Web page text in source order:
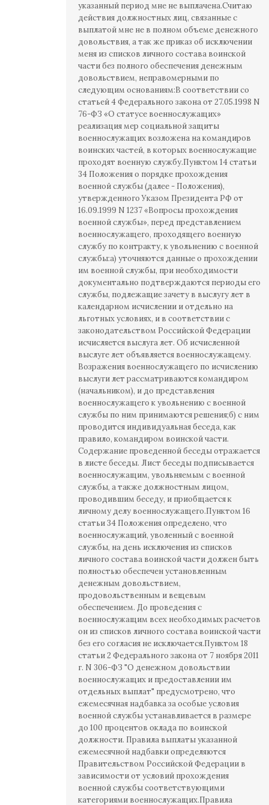
указанный период мне не выплачена.Считаю
действия должностных лиц, связанные с
выплатой мне не в полном объеме денежного
довольствия, а так же приказ об исключении
меня из списков личного состава воинской
части без полного обеспечения денежным
довольствием, неправомерными по
следующим основаниям:В соответствии со
статьей 4 Федерального закона от 27.05.1998 N
76-ФЗ «О статусе военнослужащих»
реализация мер социальной защиты
военнослужащих возложена на командиров
воинских частей, в которых военнослужащие
проходят военную службу.Пунктом 14 статьи
34 Положения о порядке прохождения
военной службы (далее - Положения),
утвержденного Указом Президента РФ от
16.09.1999 N 1237 «Вопросы прохождения
военной службы», перед представлением
военнослужащего, проходящего военную
службу по контракту, к увольнению с военной
службы:а) уточняются данные о прохождении
им военной службы, при необходимости
документально подтверждаются периоды его
службы, подлежащие зачету в выслугу лет в
календарном исчислении и отдельно на
льготных условиях, и в соответствии с
законодательством Российской Федерации
исчисляется выслуга лет. Об исчисленной
выслуге лет объявляется военнослужащему.
Возражения военнослужащего по исчислению
выслуги лет рассматриваются командиром
(начальником), и до представления
военнослужащего к увольнению с военной
службы по ним принимаются решения;б) с ним
проводится индивидуальная беседа, как
правило, командиром воинской части.
Содержание проведенной беседы отражается
в листе беседы. Лист беседы подписывается
военнослужащим, увольняемым с военной
службы, а также должностным лицом,
проводившим беседу, и приобщается к
личному делу военнослужащего.Пунктом 16
статьи 34 Положения определено, что
военнослужащий, уволенный с военной
службы, на день исключения из списков
личного состава воинской части должен быть
полностью обеспечен установленным
денежным довольствием,
продовольственным и вещевым
обеспечением. До проведения с
военнослужащим всех необходимых расчетов
он из списков личного состава воинской части
без его согласия не исключается.Пунктом 18
статьи 2 Федерального закона от 7 ноября 2011
г. N 306-ФЗ "О денежном довольствии
военнослужащих и предоставлении им
отдельных выплат" предусмотрено, что
ежемесячная надбавка за особые условия
военной службы устанавливается в размере
до 100 процентов оклада по воинской
должности. Правила выплаты указанной
ежемесячной надбавки определяются
Правительством Российской Федерации в
зависимости от условий прохождения
военной службы соответствующими
категориями военнослужащих.Правила